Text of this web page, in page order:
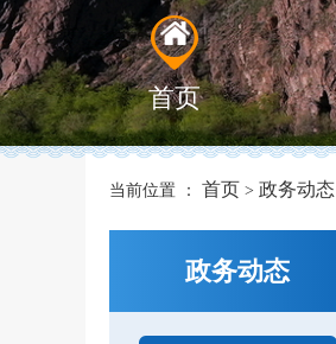
首页
当前位置 ： 首页 > 政务动态
政务动态